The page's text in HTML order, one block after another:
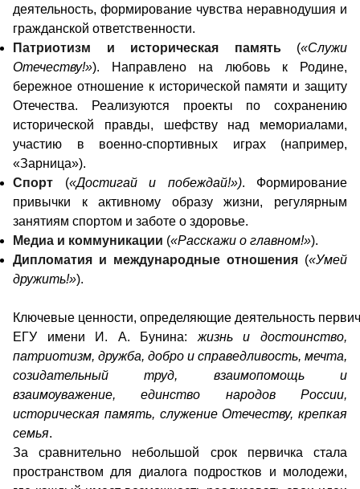
деятельность, формирование чувства неравнодушия и
гражданской ответственности.
Патриотизм и историческая память («Служи
Отечеству!»). Направлено на любовь к Родине,
бережное отношение к исторической памяти и защиту
Отечества. Реализуются проекты по сохранению
исторической правды, шефству над мемориалами,
участию в военно-спортивных играх (например,
«Зарница»).
Спорт («Достигай и побеждай!»). Формирование
привычки к активному образу жизни, регулярным
занятиям спортом и заботе о здоровье.
Медиа и коммуникации («Расскажи о главном!»).
Дипломатия и международные отношения («Умей
дружить!»).
Ключевые ценности, определяющие деятельность
ЕГУ имени И. А. Бунина: жизнь и достоинство,
патриотизм, дружба, добро и справедливость, мечта,
созидательный труд, взаимопомощь и
взаимоуважение, единство народов России,
историческая память, служение Отечеству, крепкая
семья.
За сравнительно небольшой срок первичка стала
пространством для диалога подростков и молодежи,